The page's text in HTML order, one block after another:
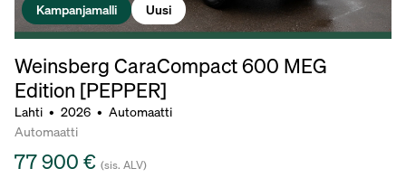
Kampanjamalli Uusi
Weinsberg CaraCompact 600 MEG
Edition [PEPPER]
Lahti • 2026 • Automaatti
Automaatti
77 900 € (sis. ALV)